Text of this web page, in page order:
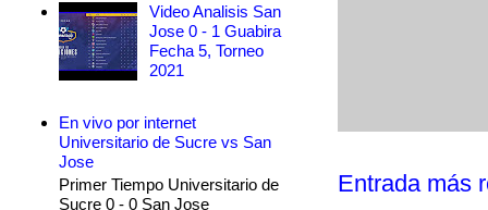
Entrada más
Video Analisis San
Jose 0 - 1 Guabira
Fecha 5, Torneo
2021
En vivo por internet
Universitario de Sucre vs San
Jose
Primer Tiempo Universitario de
Sucre 0 - 0 San Jose